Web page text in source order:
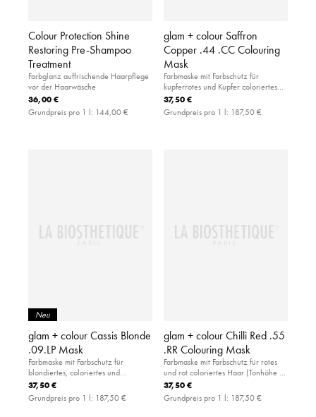
Colour Protection Shine
Restoring Pre-Shampoo
Treatment
Farbglanz auffrischende Haarpflege
vor der Haarwäsche
36,00 €
Grundpreis pro 1 l: 144,00 €
glam + colour Saffron
Copper .44 .CC Colouring
Mask
Farbmaske mit Farbschutz für
kupferrotes und Kupfer coloriertes
Haar (Tonhöhe 5-8).
37,50 €
Grundpreis pro 1 l: 187,50 €
Neu
glam + colour Cassis Blonde
.09.LP Mask
Farbmaske mit Farbschutz für
blondiertes, coloriertes und
naturblondes Haar (Tonhöhe 10–
11).
37,50 €
Grundpreis pro 1 l: 187,50 €
glam + colour Chilli Red .55
.RR Colouring Mask
Farbmaske mit Farbschutz für rotes
und rot coloriertes Haar (Tonhöhe 4-
7).
37,50 €
Grundpreis pro 1 l: 187,50 €